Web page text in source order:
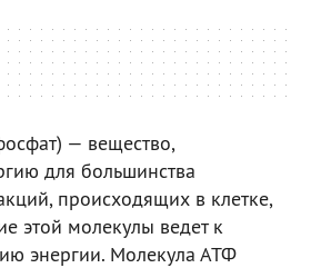
— вещество,
для большинства
происходящих в клетке,
этой молекулы ведет к
энергии. Молекула АТФ